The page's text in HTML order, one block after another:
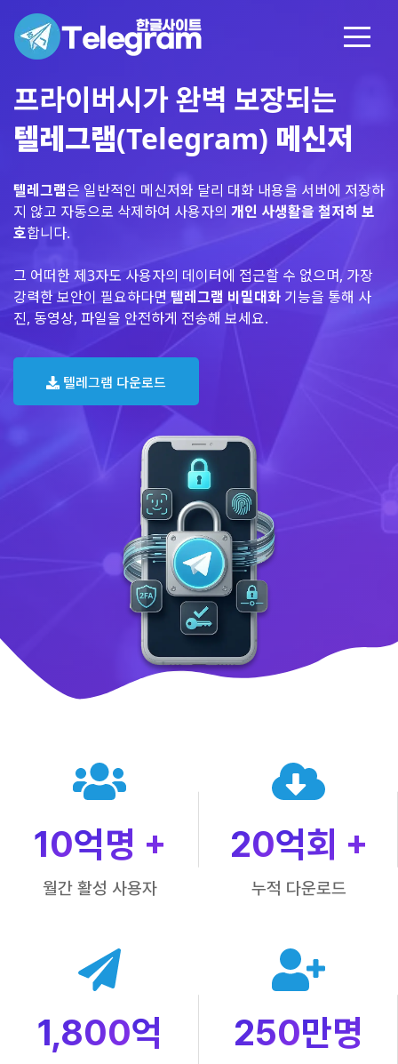
프라이버시가 완벽 보장되는
텔레그램(Telegram) 메신저
텔레그램은 일반적인 메신저와 달리 대화 내용을 서버에 저장하
지 않고 자동으로 삭제하여 사용자의 개인 사생활을 철저히 보
호합니다.
그 어떠한 제3자도 사용자의 데이터에 접근할 수 없으며, 가장
강력한 보안이 필요하다면 텔레그램 비밀대화 기능을 통해 사
진, 동영상, 파일을 안전하게 전송해 보세요.
텔레그램 다운로드
텔레그램 글로벌 이용 통계
10억명 +
월간 활성 사용자
20억회 +
누적 다운로드
1,800억
250만명